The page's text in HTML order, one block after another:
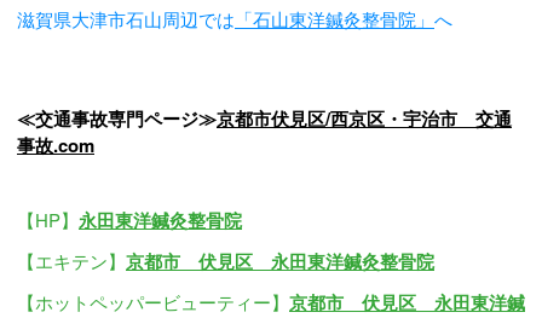
滋賀県大津市石山周辺では 「石山東洋鍼灸整骨院」 へ
≪交通事故専門ページ≫京都市伏見区/西京区・宇治市 交通
事故.com
【HP】 永田東洋鍼灸整骨院
【エキテン】 京都市 伏見区 永田東洋鍼灸整骨院
【ホットペッパービューティー】 京都市 伏見区 永田東洋鍼